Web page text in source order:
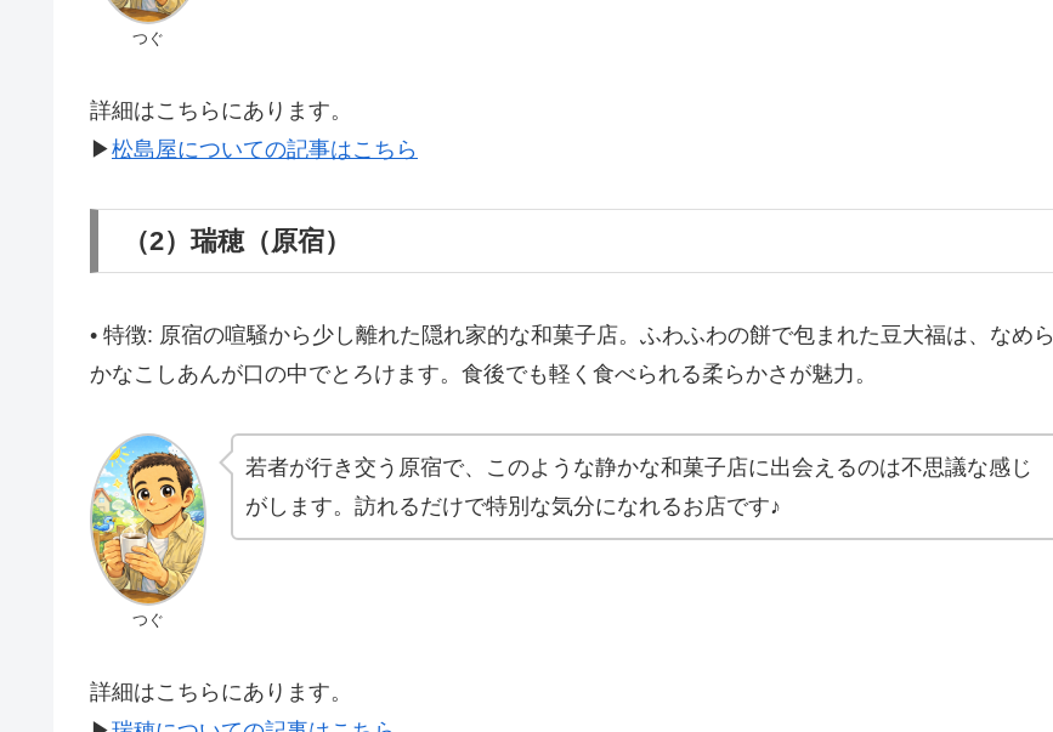
つぐ
詳細はこちらにあります。
▶松島屋についての記事はこちら
（2）瑞穂（原宿）
• 特徴: 原宿の喧騒から少し離れた隠れ家的な和菓子店。ふわふわの餅で包まれた豆大福は、なめら
かなこしあんが口の中でとろけます。食後でも軽く食べられる柔らかさが魅力。
つぐ
若者が行き交う原宿で、このような静かな和菓子店に出会えるのは不思議な感じ
がします。訪れるだけで特別な気分になれるお店です♪
詳細はこちらにあります。